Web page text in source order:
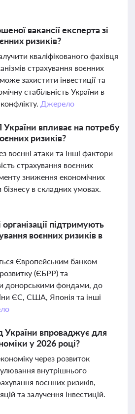
вакансії експерта зі
ризиків?
кваліфікованого фахівця
страхування воєнних
захистити інвестиції та
стабільність України в
Джерело
впливає на потребу
ризиків?
воєнні атаки та інші фактори
страхування воєнних
зниження економічних
бізнесу в складних умовах.
підтримують
воєнних ризиків в
Європейським банком
(ЄБРР) та
донорськими фондами, до
ЄС, США, Японія та інші
України впроваджує для
у 2026 році?
через розвиток
внутрішнього
воєнних ризиків,
та залучення інвестицій.